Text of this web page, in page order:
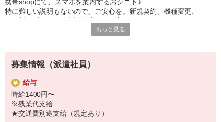
和気あいあいとした人間関係がある店舗ばかり！
皆で一緒にステップアップしましょう♪
【選べるお仕事いろいろ】
▼オフィスワーク
事務、経理、データ入力、コールセンター、受付
▼工場・製造・軽作業系
機械/食品製造・梱包・仕分け・加工・組立・検査
▼美容系
眉毛サロンのアイブロウ・ネイリスト・エステ
▼営業・販売
法人営業・アパレル販売・個別指導塾・人材紹介
携帯shopにて、スマホを案内するおシゴト♪
特に難しい説明もないので、ご安心を。新規契約、機種変更、
満足度◎
■携帯やインターネット販売業務
docomo(ドコモ)/au(エーユー)・KDDI/softbank(ソフトバンク)など
の大手キャリアから
ワイモバイル(Y!mobille)、楽天モバイル、UQなど格安スマホまで幅
広く紹介可能♪
もっと見る
募集情報（派遣社員）
給与
時給1400円〜
※残業代支給
★交通費別途支給（規定あり）